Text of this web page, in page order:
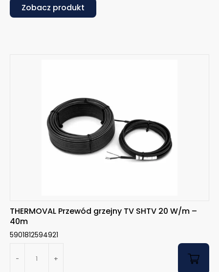
Zobacz produkt
THERMOVAL Przewód grzejny TV SHTV 20 W/m –
40m
5901812594921
- +